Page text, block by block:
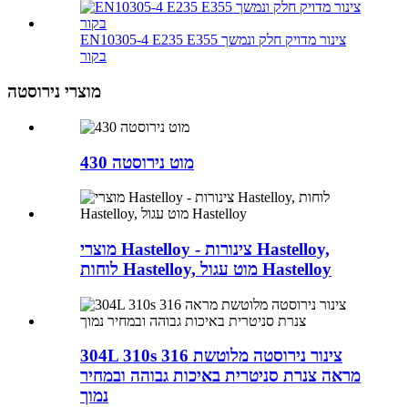
EN10305-4 E235 E355 צינור מדויק חלק ונמשך
בקור
מוצרי נירוסטה
מוט נירוסטה 430
מוצרי Hastelloy - צינורות Hastelloy,
לוחות Hastelloy, מוט עגול Hastelloy
304L 310s 316 צינור נירוסטה מלוטשת
מראה צנרת סניטרית באיכות גבוהה ובמחיר
נמוך